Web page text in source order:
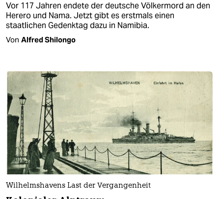
Vor 117 Jahren endete der deutsche Völkermord an den
Herero und Nama. Jetzt gibt es erstmals einen
staatlichen Gedenktag dazu in Namibia.
Von Alfred Shilongo
Wilhelmshavens Last der Vergangenheit